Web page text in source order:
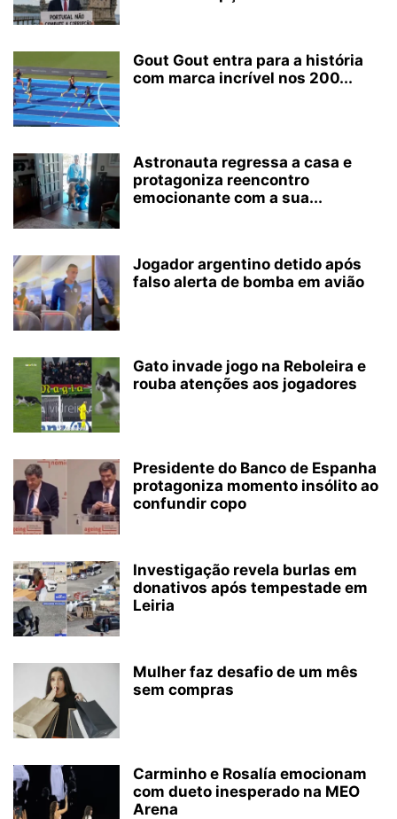
Gout Gout entra para a história
com marca incrível nos 200...
Astronauta regressa a casa e
protagoniza reencontro
emocionante com a sua...
Jogador argentino detido após
falso alerta de bomba em avião
Gato invade jogo na Reboleira e
rouba atenções aos jogadores
Presidente do Banco de Espanha
protagoniza momento insólito ao
confundir copo
Investigação revela burlas em
donativos após tempestade em
Leiria
Mulher faz desafio de um mês
sem compras
Carminho e Rosalía emocionam
com dueto inesperado na MEO
Arena